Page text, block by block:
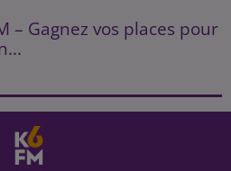
– Gagnez vos places pour